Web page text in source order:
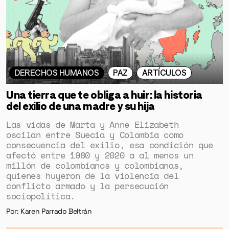
DERECHOS HUMANOS PAZ ARTÍCULOS
Una tierra que te obliga a huir: la historia
del exilio de una madre y su hija
Las vidas de Marta y Anne Elizabeth
oscilan entre Suecia y Colombia como
consecuencia del exilio, esa condición que
afectó entre 1980 y 2020 a al menos un
millón de colombianos y colombianas,
quienes huyeron de la violencia del
conflicto armado y la persecución
sociopolítica.
Por: Karen Parrado Beltrán